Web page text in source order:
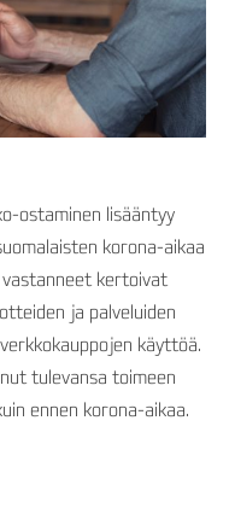
ostaminen lisääntyy
korona-aikaa
kertoivat
ja palveluiden
käyttöä.
tulevansa toimeen
ennen korona-aikaa.